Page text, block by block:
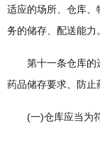
适应的场所、仓库
务的储存、配送能力。
第十一条仓库的选
药品储存要求、防止
(一)仓库应当为符